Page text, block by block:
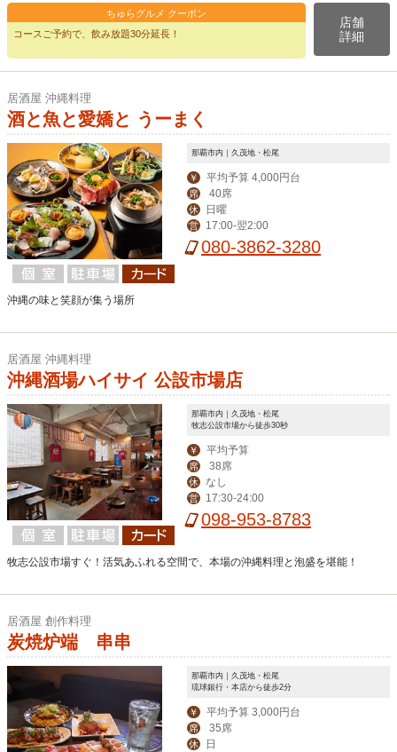
ちゅらグルメ クーポン
コースご予約で、飲み放題30分延長！
店舗
詳細
居酒屋 沖縄料理
酒と魚と愛嬌と うーまく
那覇市内｜久茂地・松尾
￥ 平均予算 4,000円台
席 40席
休 日曜
営 17:00-翌2:00
080-3862-3280
沖縄の味と笑顔が集う場所
居酒屋 沖縄料理
沖縄酒場ハイサイ 公設市場店
那覇市内｜久茂地・松尾
牧志公設市場から徒歩30秒
￥ 平均予算
席 38席
休 なし
営 17:30-24:00
098-953-8783
牧志公設市場すぐ！活気あふれる空間で、本場の沖縄料理と泡盛を堪能！
居酒屋 創作料理
炭焼炉端 串串
那覇市内｜久茂地・松尾
琉球銀行・本店から徒歩2分
￥ 平均予算 3,000円台
席 35席
休 日